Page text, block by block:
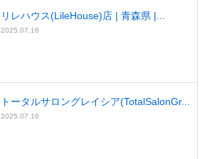
リレハウス(LileHouse)店 | 青森県 |...
2025.07.16
トータルサロングレイシア(TotalSalonGr...
2025.07.16